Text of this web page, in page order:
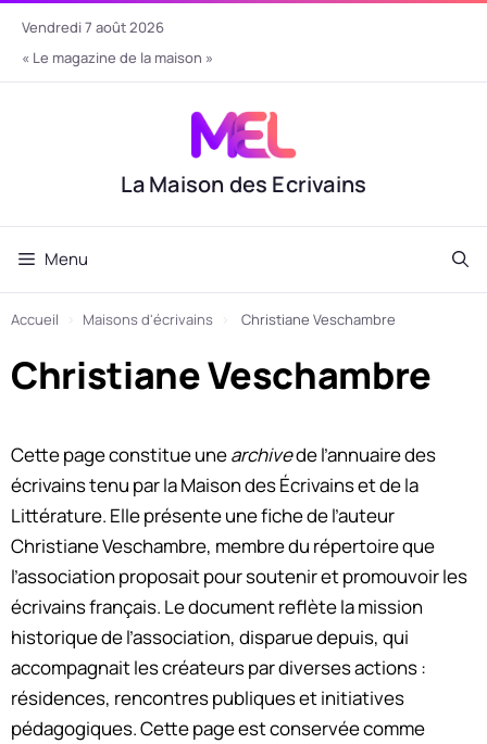
vendredi 7 août 2026
« Le magazine de la maison »
La Maison des Ecrivains
Menu
Accueil Maisons d'écrivains Christiane Veschambre
Christiane Veschambre
Cette page constitue unearchivede l’annuaire des
écrivains tenu par la Maison des Écrivains et de la
Littérature. Elle présente une fiche de l’auteur
Christiane Veschambre, membre du répertoire que
l’association proposait pour soutenir et promouvoir les
écrivains français. Le document reflète la mission
historique de l’association, disparue depuis, qui
accompagnait les créateurs par diverses actions :
résidences, rencontres publiques et initiatives
pédagogiques. Cette page est conservée comme